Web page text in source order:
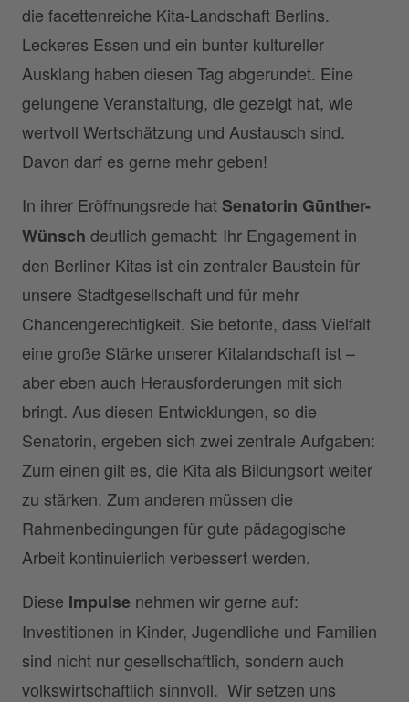
die facettenreiche Kita-Landschaft Berlins.
Leckeres Essen und ein bunter kultureller
Ausklang haben diesen Tag abgerundet. Eine
gelungene Veranstaltung, die gezeigt hat, wie
wertvoll Wertschätzung und Austausch sind.
Davon darf es gerne mehr geben!
In ihrer Eröffnungsrede hat Senatorin Günther-
Wünsch deutlich gemacht: Ihr Engagement in
den Berliner Kitas ist ein zentraler Baustein für
unsere Stadtgesellschaft und für mehr
Chancengerechtigkeit. Sie betonte, dass Vielfalt
eine große Stärke unserer Kitalandschaft ist –
aber eben auch Herausforderungen mit sich
bringt. Aus diesen Entwicklungen, so die
Senatorin, ergeben sich zwei zentrale Aufgaben:
Zum einen gilt es, die Kita als Bildungsort weiter
zu stärken. Zum anderen müssen die
Rahmenbedingungen für gute pädagogische
Arbeit kontinuierlich verbessert werden.
Diese Impulse nehmen wir gerne auf:
Investitionen in Kinder, Jugendliche und Familien
sind nicht nur gesellschaftlich, sondern auch
volkswirtschaftlich sinnvoll. Wir setzen uns